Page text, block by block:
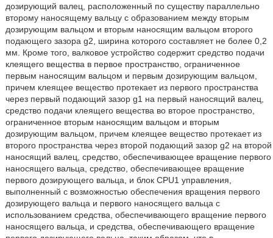
дозирующий валец, расположенный по существу параллельно
второму наносящему вальцу с образованием между вторым
дозирующим вальцом и вторым наносящим вальцом второго
подающего зазора g2, ширина которого составляет не более 0,2
мм. Кроме того, валковое устройство содержит средство подачи
клеящего вещества в первое пространство, ограниченное
первым наносящим вальцом и первым дозирующим вальцом,
причем клеящее вещество протекает из первого пространства
через первый подающий зазор g1 на первый наносящий валец,
средство подачи клеящего вещества во второе пространство,
ограниченное вторым наносящим вальцом и вторым
дозирующим вальцом, причем клеящее вещество протекает из
второго пространства через второй подающий зазор g2 на второй
наносящий валец, средство, обеспечивающее вращение первого
наносящего вальца, средство, обеспечивающее вращение
первого дозирующего вальца, и блок CPU1 управления,
выполненный с возможностью обеспечения вращения первого
дозирующего вальца и первого наносящего вальца с
использованием средства, обеспечивающего вращение первого
наносящего вальца, и средства, обеспечивающего вращение